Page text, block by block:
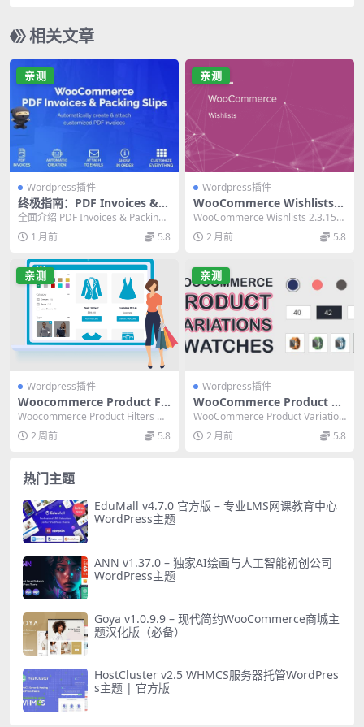
相关文章
亲测
Wordpress插件
终极指南：PDF Invoices & P
acking Slips for WooComm
erce Professional 插件
全面介绍 PDF Invoices & Packing
Slips fo...
1 月前 5.8
亲测
Wordpress插件
WooCommerce Wishlists
2.3.15 官方愿望清单插件 – 必
备功能与汉化
WooCommerce Wishlists 2.3.15
官方愿望清单插件，支持...
2 月前 5.8
亲测
Wordpress插件
Woocommerce Product Fil
ters v2.1.3 终极产品过滤筛选
插件（Barn2）
Woocommerce Product Filters 插
件（Barn2）为Wo...
2 周前 5.8
亲测
Wordpress插件
WooCommerce Product Va
riations Swatches v1.1.13
专业变体切换插件汉化版
WooCommerce Product Variation
s Swatches ...
2 月前 5.8
热门主题
EduMall v4.7.0 官方版 – 专业LMS网课教育中心
WordPress主题
ANN v1.37.0 – 独家AI绘画与人工智能初创公司
WordPress主题
Goya v1.0.9.9 – 现代简约WooCommerce商城主
题汉化版（必备）
HostCluster v2.5 WHMCS服务器托管WordPres
s主题 | 官方版